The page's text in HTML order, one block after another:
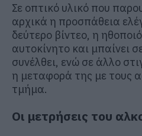
Σε οπτικό υλικό που
αρχικά η προσπάθεια
δεύτερο βίντεο, η
αυτοκίνητο και μπαίνει
συνέλθει, ενώ σε άλλο
η μεταφορά της με τους
τμήμα.
Οι μετρήσεις του